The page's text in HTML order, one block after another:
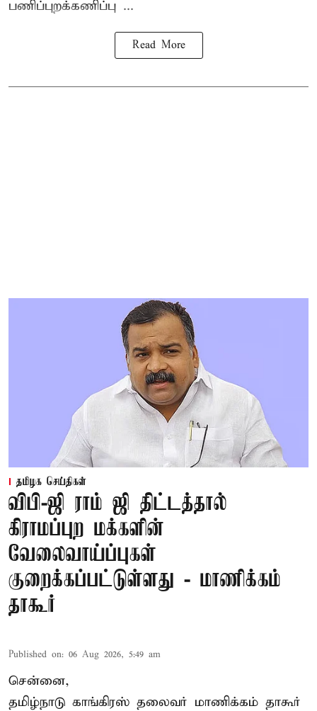
பணிப்புறக்கணிப்பு ...
Read More
தமிழக செய்திகள்
விபி-ஜி ராம் ஜி திட்டத்தால்
கிராமப்புற மக்களின்
வேலைவாய்ப்புகள்
குறைக்கப்பட்டுள்ளது - மாணிக்கம்
தாகூர்
Published on: 06 Aug 2026, 5:49 am
சென்னை,
தமிழ்நாடு காங்கிரஸ் தலைவர் மாணிக்கம் தாகூர்